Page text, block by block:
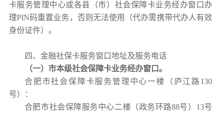
卡服务管理中心或各县（市）社会保障卡业务经办窗口办
理PIN码重置业务，否则无法使用
（代办需携带代办人有效
身份证件） 。
四、金融社保卡服务窗口地址及服务电话
（一）市本级社会保障卡业务经办窗口。
合肥市社会保障卡服务管理中心一楼（庐江路130
号）：
合肥市社会保障服务中心二楼（政务环路88号）13号